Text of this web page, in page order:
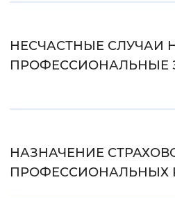
НЕСЧАСТНЫЕ СЛУЧАИ
ПРОФЕССИОНАЛЬНЫЕ
НАЗНАЧЕНИЕ
ПРОФЕССИОНАЛЬНЫХ